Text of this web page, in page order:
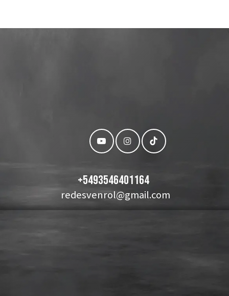
+5493546401164
redesvenrol@gmail.com